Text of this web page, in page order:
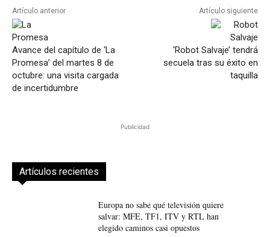
Artículo anterior
Avance del capítulo de ‘La
Promesa’ del martes 8 de
octubre: una visita cargada
de incertidumbre
Artículo siguiente
‘Robot Salvaje’ tendrá
secuela tras su éxito en
taquilla
Publicidad
Artículos recientes
Europa no sabe qué televisión quiere
salvar: MFE, TF1, ITV y RTL han
elegido caminos casi opuestos